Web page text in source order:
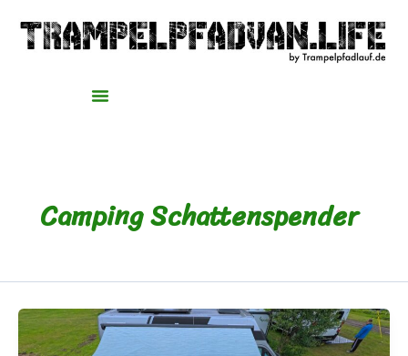
Inhalt
springen
Camping Schattenspender